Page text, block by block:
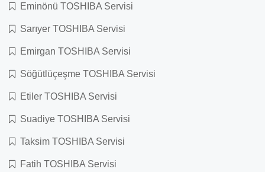
Eminönü TOSHIBA Servisi
Sarıyer TOSHIBA Servisi
Emirgan TOSHIBA Servisi
Söğütlüçeşme TOSHIBA Servisi
Etiler TOSHIBA Servisi
Suadiye TOSHIBA Servisi
Taksim TOSHIBA Servisi
Fatih TOSHIBA Servisi